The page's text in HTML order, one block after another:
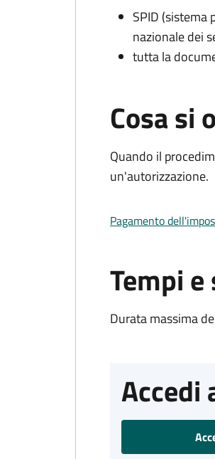
SPID (sistema
nazionale dei
tutta la
Cosa si
Quando il
un'autorizzazione.
Pagamento
Tempi e
Durata massima
Accedi